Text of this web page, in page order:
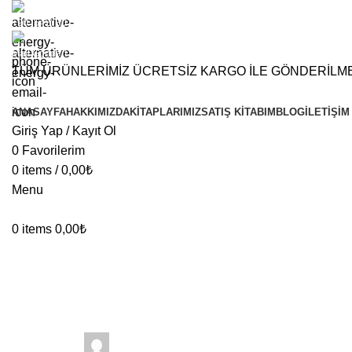
+90 (542) 307 63 11
Mail Gönder!
TÜM ÜRÜNLERİMİZ ÜCRETSİZ KARGO İLE
ANASAYFAHAKKIMIZDAKITAPLARIMIZSATIŞ KITABIM BLOG İLETIŞIM
Giriş Yap / Kayıt Ol
0 Favorilerim
0 items / 0,00₺
Menu
0 items 0,00₺